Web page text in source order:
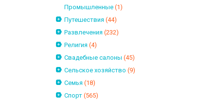
Промышленные (1)
Путешествия (44)
Развлечения (232)
Религия (4)
Свадебные салоны (45)
Сельское хозяйство (9)
Семья (18)
Спорт (565)